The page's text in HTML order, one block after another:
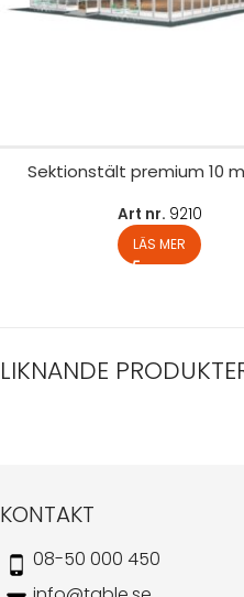
Sektionstält premium 10
Art nr. 9210
LÄS MER
LIKNANDE
KONTAKT
08-50 000 450